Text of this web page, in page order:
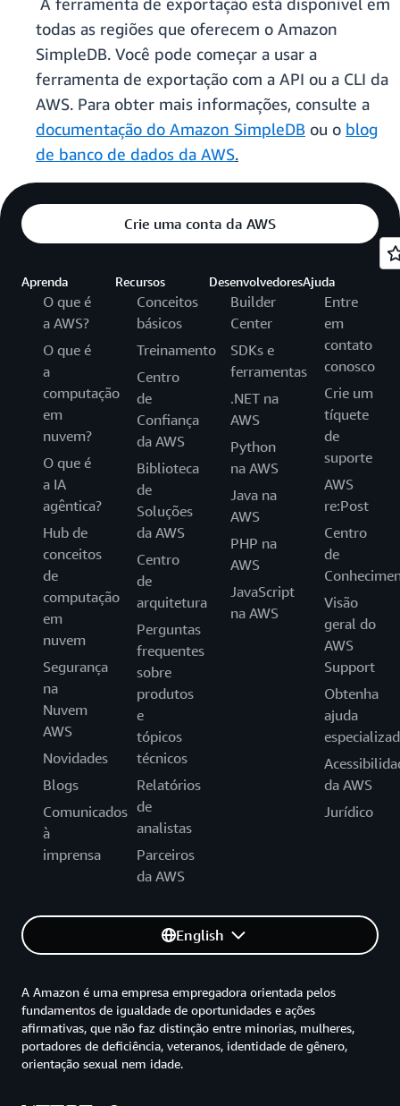
todas as regiões que oferecem o Amazon
SimpleDB. Você pode começar a usar a
ferramenta de exportação com a API ou a CLI da
AWS. Para obter mais informações, consulte a
documentação do Amazon SimpleDB ou o blog
de banco de dados da AWS.
Crie uma conta da AWS
Aprenda
O que é
a AWS?
O que é
a
computação
em
nuvem?
O que é
a IA
agêntica?
Hub de
conceitos
de
computação
em
nuvem
Segurança
na
Nuvem
AWS
Novidades
Blogs
Comunicados
à
imprensa
Recursos
Conceitos
básicos
Treinamento
Centro
de
Confiança
da AWS
Biblioteca
de
Soluções
da AWS
Centro
de
arquitetura
Perguntas
frequentes
sobre
produtos
e
tópicos
técnicos
Relatórios
de
analistas
Parceiros
da AWS
Desenvolvedores
Builder
Center
SDKs e
ferramentas
.NET na
AWS
Python
na AWS
Java na
AWS
PHP na
AWS
JavaScript
na AWS
Ajuda
Entre
em
contato
conosco
Crie um
tíquete
de
suporte
AWS
re:Post
Centro
de
Visão
geral do
AWS
Support
Obtenha
ajuda
da AWS
Jurídico
English
A Amazon é uma empresa empregadora orientada pelos
fundamentos de igualdade de oportunidades e ações
afirmativas, que não faz distinção entre minorias, mulheres,
portadores de deficiência, veteranos, identidade de gênero,
orientação sexual nem idade.